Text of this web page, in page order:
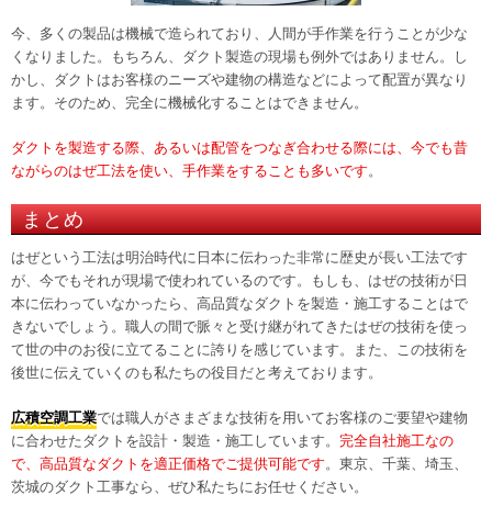
今、多くの製品は機械で造られており、人間が手作業を行うことが少な
くなりました。もちろん、ダクト製造の現場も例外ではありません。し
かし、ダクトはお客様のニーズや建物の構造などによって配置が異なり
ます。そのため、完全に機械化することはできません。
ダクトを製造する際、あるいは配管をつなぎ合わせる際には、今でも昔
ながらのはぜ工法を使い、手作業をすることも多いです 。
まとめ
はぜという工法は明治時代に日本に伝わった非常に歴史が長い工法です
が、今でもそれが現場で使われているのです。もしも、はぜの技術が日
本に伝わっていなかったら、高品質なダクトを製造・施工することはで
きないでしょう。職人の間で脈々と受け継がれてきたはぜの技術を使っ
て世の中のお役に立てることに誇りを感じています。また、この技術を
後世に伝えていくのも私たちの役目だと考えております。
広積空調工業では職人がさまざまな技術を用いてお客様のご要望や建物
に合わせたダクトを設計・製造・施工しています。 完全自社施工なの
で、高品質なダクトを適正価格でご提供可能です 。東京、千葉、埼玉、
茨城のダクト工事なら、ぜひ私たちにお任せください。